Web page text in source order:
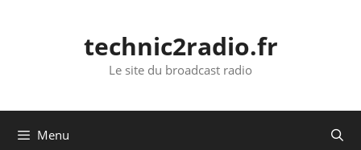
technic2radio.fr
Le site du broadcast radio
Menu